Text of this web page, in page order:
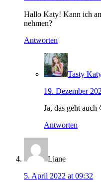
Hallo Katy! Kann ich
nehmen?
Antworten
Tasty
19. Dezember
Ja, das geht auch
Antworten
Liane
5. April 2022 at 09:32